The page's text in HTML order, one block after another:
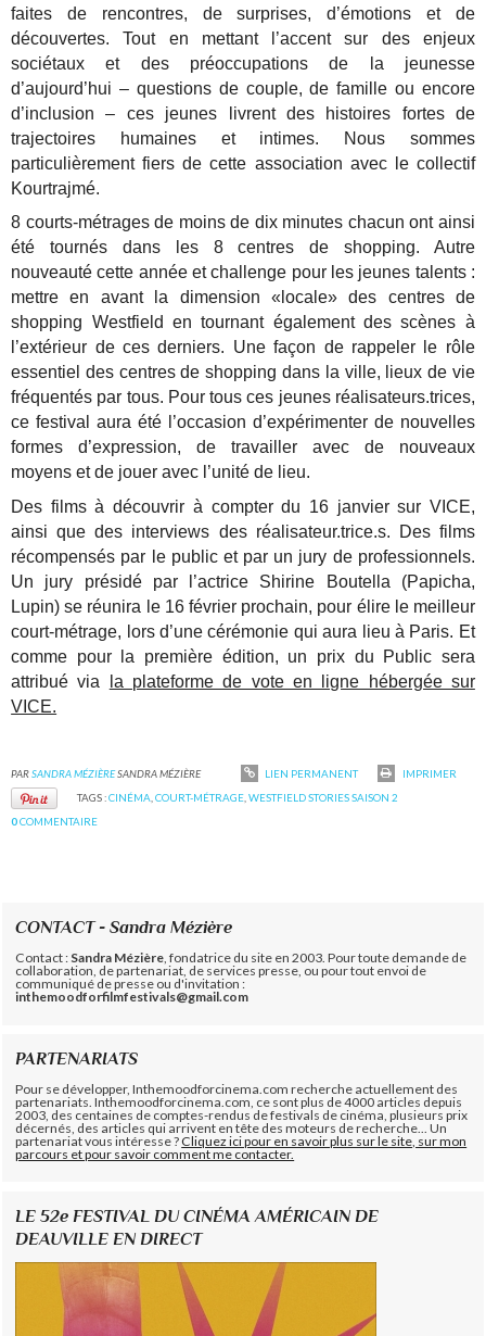
faites de rencontres, de surprises, d’émotions et de
découvertes. Tout en mettant l’accent sur des enjeux
sociétaux et des préoccupations de la jeunesse
d’aujourd’hui – questions de couple, de famille ou encore
d’inclusion – ces jeunes livrent des histoires fortes de
trajectoires humaines et intimes. Nous sommes
particulièrement fiers de cette association avec le collectif
Kourtrajmé.
8 courts-métrages de moins de dix minutes chacun ont ainsi
été tournés dans les 8 centres de shopping. Autre
nouveauté cette année et challenge pour les jeunes talents :
mettre en avant la dimension «locale» des centres de
shopping Westfield en tournant également des scènes à
l’extérieur de ces derniers. Une façon de rappeler le rôle
essentiel des centres de shopping dans la ville, lieux de vie
fréquentés par tous. Pour tous ces jeunes réalisateurs.trices,
ce festival aura été l’occasion d’expérimenter de nouvelles
formes d’expression, de travailler avec de nouveaux
moyens et de jouer avec l’unité de lieu.
Des films à découvrir à compter du 16 janvier sur VICE,
ainsi que des interviews des réalisateur.trice.s. Des films
récompensés par le public et par un jury de professionnels.
Un jury présidé par l’actrice Shirine Boutella (Papicha,
Lupin) se réunira le 16 février prochain, pour élire le meilleur
court-métrage, lors d’une cérémonie qui aura lieu à Paris. Et
comme pour la première édition, un prix du Public sera
attribué via
la plateforme de vote en ligne hébergée sur
VICE.
PARSANDRA MÉZIÈRESANDRA MÉZIÈRE LIEN PERMANENT
IMPRIMER
TAGS :CINÉMA ,COURT-MÉTRAGE ,WESTFIELD STORIES SAISON 2
0COMMENTAIRE
CONTACT - Sandra Mézière
Contact : Sandra Mézière , fondatrice du site en 2003. Pour toute demande de
collaboration, de partenariat, de services presse, ou pour tout envoi de
communiqué de presse ou d'invitation :
inthemoodforfilmfestivals@gmail.com
PARTENARIATS
Pour se développer, Inthemoodforcinema.com recherche actuellement des
partenariats. Inthemoodforcinema.com, ce sont plus de 4000 articles depuis
2003, des centaines de comptes-rendus de festivals de cinéma, plusieurs prix
décernés, des articles qui arrivent en tête des moteurs de recherche... Un
partenariat vous intéresse ?Cliquez ici pour en savoir plus sur le site, sur mon
parcours et pour savoir comment me contacter.
LE 52e FESTIVAL DU CINÉMA AMÉRICAIN DE
DEAUVILLE EN DIRECT